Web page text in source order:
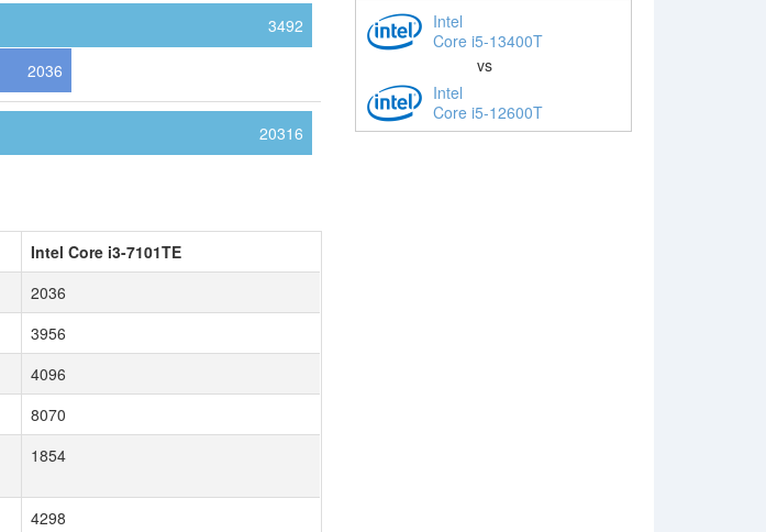
3492
2036
20316
Intel Core i3-7101TE
2036
3956
4096
8070
1854
4298
Intel
Core i5-13400T
vs
Intel
Core i5-12600T